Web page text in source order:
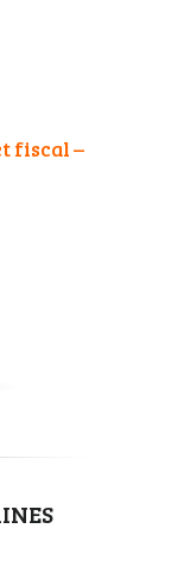
fiscal –